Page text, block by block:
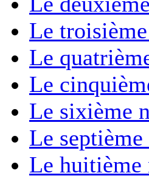
Le
Le
Le
Le sixième
Le
Le huitième